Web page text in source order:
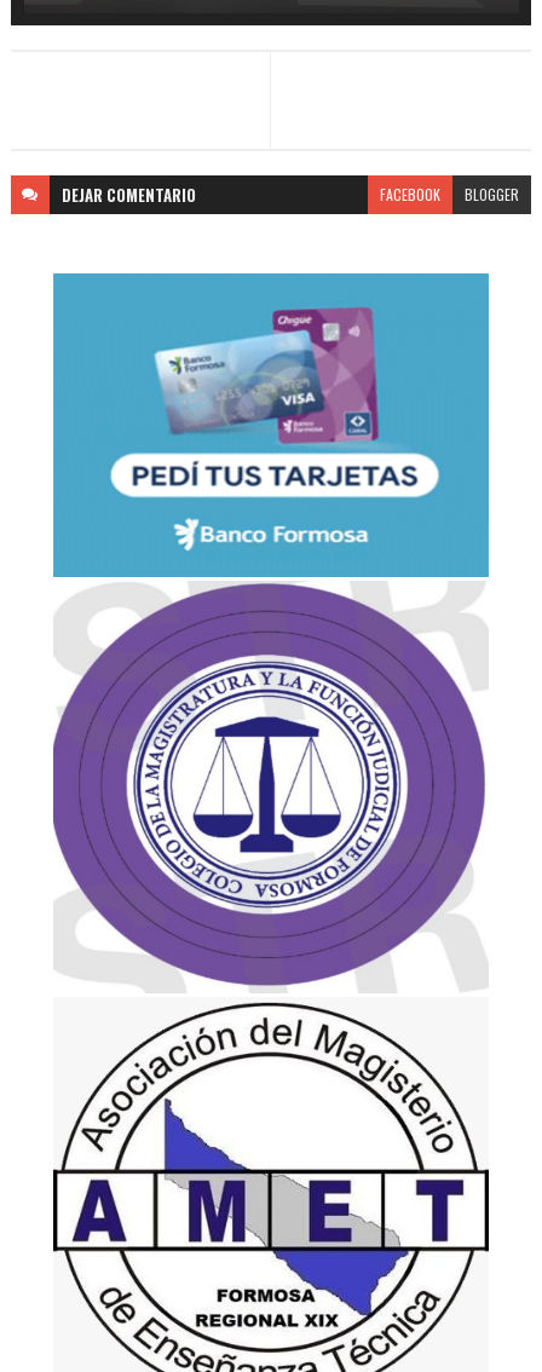
DEJAR COMENTARIO FACEBOOK BLOGGER